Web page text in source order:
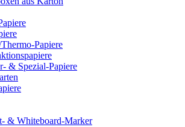
Papiere
& Spezial-Papiere
& Whiteboard-Marker